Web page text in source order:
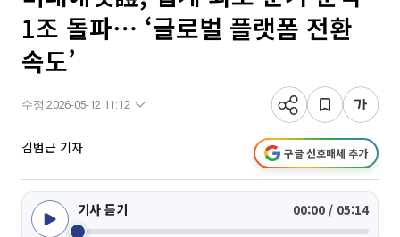
1조 돌파⋯ ‘글로벌 플랫폼 전환
속도’
수정 2026-05-12 11:12
김범근 기자 구글 선호매체 추가
기사 듣기 00:00 / 05:14